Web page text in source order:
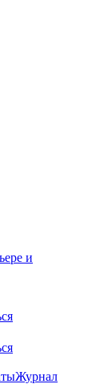
и
Журнал